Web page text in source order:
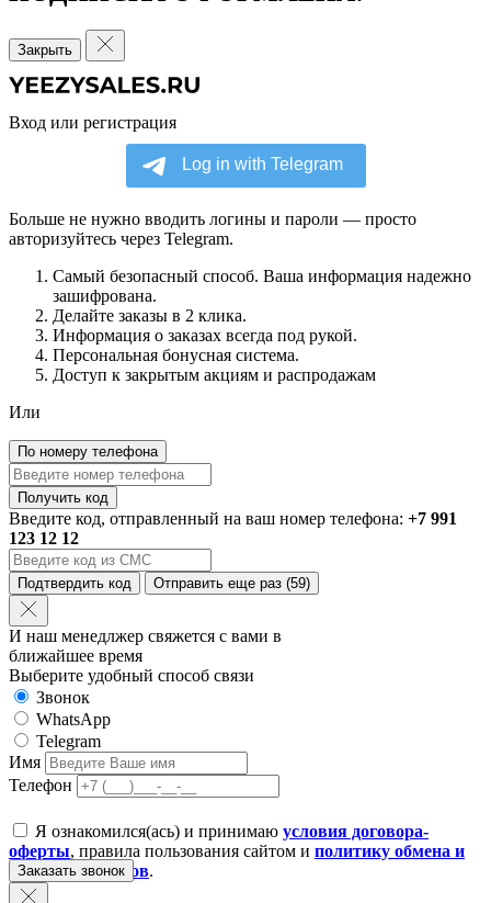
Закрыть
Вход или регистрация
Больше не нужно вводить логины и пароли — просто
авторизуйтесь через Telegram.
Самый безопасный способ. Ваша информация надежно
зашифрована.
Делайте заказы в 2 клика.
Информация о заказах всегда под рукой.
Персональная бонусная система.
Доступ к закрытым акциям и распродажам
Или
По номеру телефона
Получить код
Введите код, отправленный на ваш номер телефона: +7 991
123 12 12
Подтвердить код Отправить еще раз (59)
И наш менедлжер свяжется с вами в
ближайшее время
Выберите удобный способ связи
Звонок
WhatsApp
Telegram
Имя
Телефон
Я ознакомился(ась) и принимаю условия договора-
оферты, правила пользования сайтом и политику обмена и
возврата товаров.
Заказать звонок